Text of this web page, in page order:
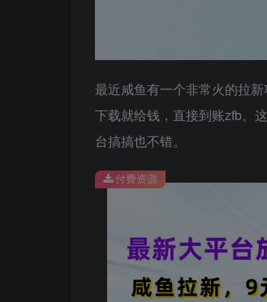
最近咸鱼有一个非常火的拉
下载就给钱，直接到账zfb。
台搞搞也不错。
付费资源